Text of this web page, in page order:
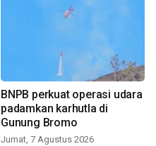
BNPB perkuat operasi udara
padamkan karhutla di
Gunung Bromo
Jumat, 7 Agustus 2026